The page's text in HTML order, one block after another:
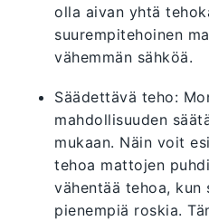
olla aivan yhtä
suurempitehoinen
vähemmän sähköä.
Säädettävä teho:
mahdollisuuden
mukaan. Näin voit
tehoa mattojen
vähentää tehoa,
pienempiä roskia.